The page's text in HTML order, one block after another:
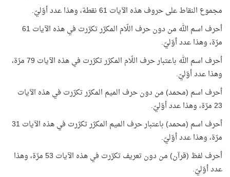
مجموع النقاط على حروف هذه الآيات 61 نقطة، وهذا عدد أوّليّ.
أحرف اسم الله من دون حرف اللّام المكرّر تكرّرت في هذه الآيات 61
مرّة، وهذا عدد أوّليّ.
أحرف اسم الله باعتبار حرف اللّام المكرّر تكرّرت في هذه الآيات 79 مرّة،
وهذا عدد أوّليّ.
أحرف اسم (محمد) من دون حرف الميم المكرّر تكرّرت في هذه الآيات
23 مرّة، وهذا عدد أوّليّ.
أحرف اسم (محمد) باعتبار حرف الميم المكرّر تكرّرت في هذه الآيات 31
مرّة، وهذا عدد أوّليّ.
أحرف لفظ (قرآن) من دون تعريف تكرّرت في هذه الآيات 53 مرّة، وهذا
عدد أوّليّ.